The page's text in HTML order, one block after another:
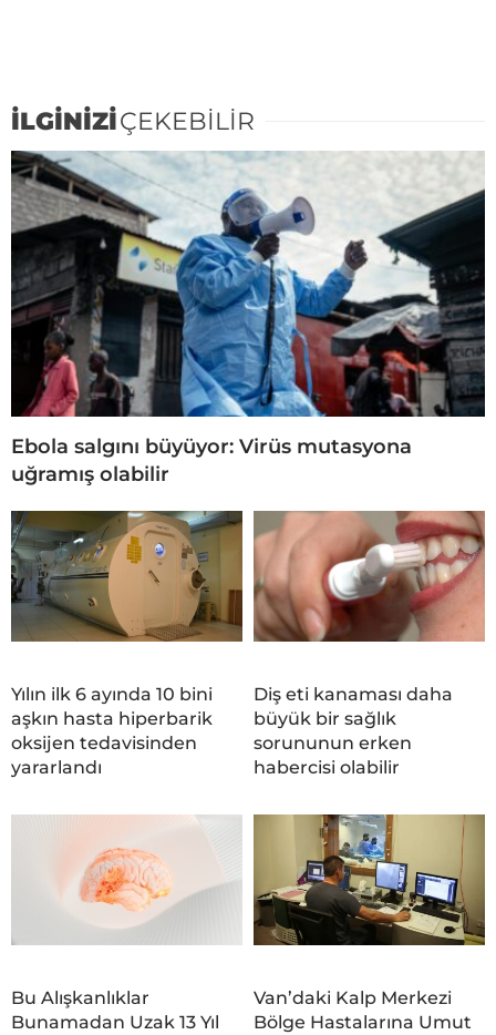
İLGİNİZİÇEKEBİLİR
Ebola salgını büyüyor: Virüs mutasyona
uğramış olabilir
Yılın ilk 6 ayında 10 bini
aşkın hasta hiperbarik
oksijen tedavisinden
yararlandı
Diş eti kanaması daha
büyük bir sağlık
sorununun erken
habercisi olabilir
Bu Alışkanlıklar
Bunamadan Uzak 13 Yıl
Van’daki Kalp Merkezi
Bölge Hastalarına Umut